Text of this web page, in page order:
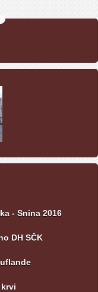
- Snina 2016
DH SČK